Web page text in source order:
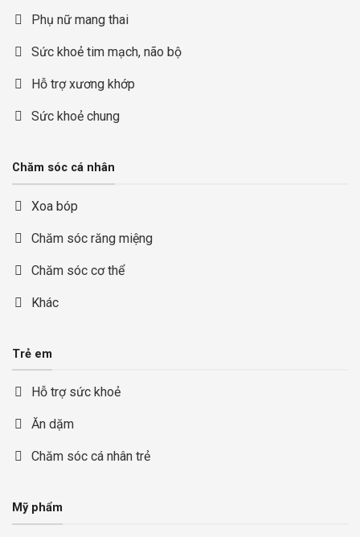
Phụ nữ mang thai
Sức khoẻ tim mạch, não bộ
Hỗ trợ xương khớp
Sức khoẻ chung
Chăm sóc cá nhân
Xoa bóp
Chăm sóc răng miệng
Chăm sóc cơ thể
Khác
Trẻ em
Hỗ trợ sức khoẻ
Ăn dặm
Chăm sóc cá nhân trẻ
Mỹ phẩm